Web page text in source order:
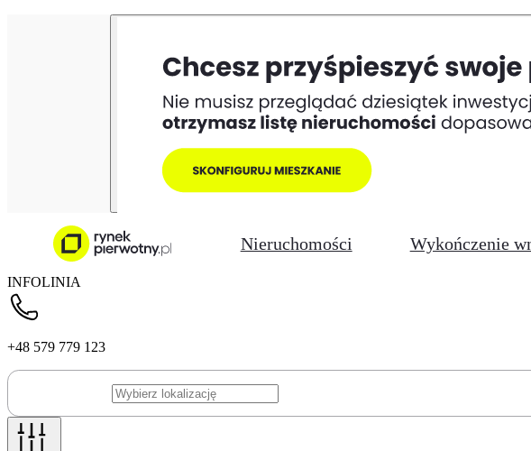
Nieruchomości Wykończenie
INFOLINIA
+48 579 779 123